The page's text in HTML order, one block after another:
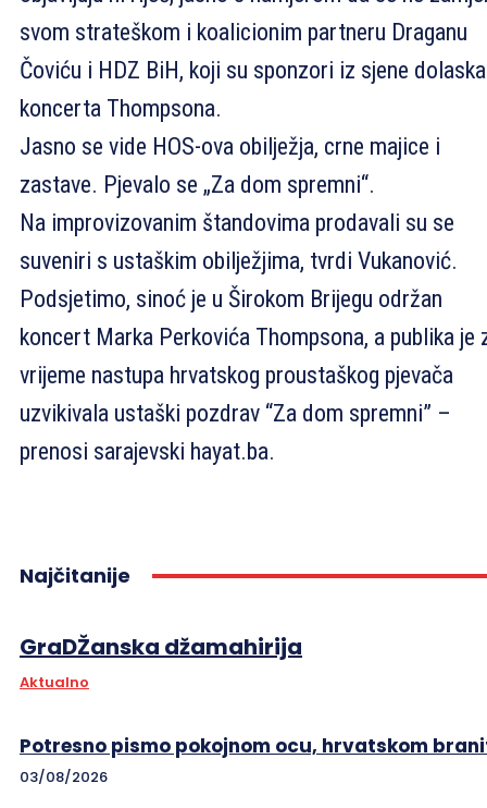
svom strateškom i koalicionim partneru Draganu
Čoviću i HDZ BiH, koji su sponzori iz sjene
koncerta Thompsona.
Jasno se vide HOS-ova obilježja, crne majice i
zastave. Pjevalo se „Za dom spremni“.
Na improvizovanim štandovima prodavali su se
suveniri s ustaškim obilježjima, tvrdi Vukanović.
Podsjetimo, sinoć je u Širokom Brijegu održan
koncert Marka Perkovića Thompsona, a publika je
vrijeme nastupa hrvatskog proustaškog pjevača
uzvikivala ustaški pozdrav “Za dom spremni” –
prenosi sarajevski hayat.ba.
Najčitanije
GraDŽanska džamahirija
Aktualno
Potresno pismo pokojnom ocu, hrvatskom
03/08/2026